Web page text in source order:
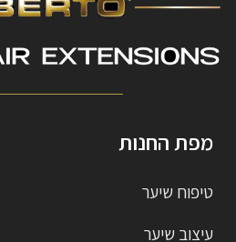
מפת החנות
טיפוח שיער
עיצוב שיער